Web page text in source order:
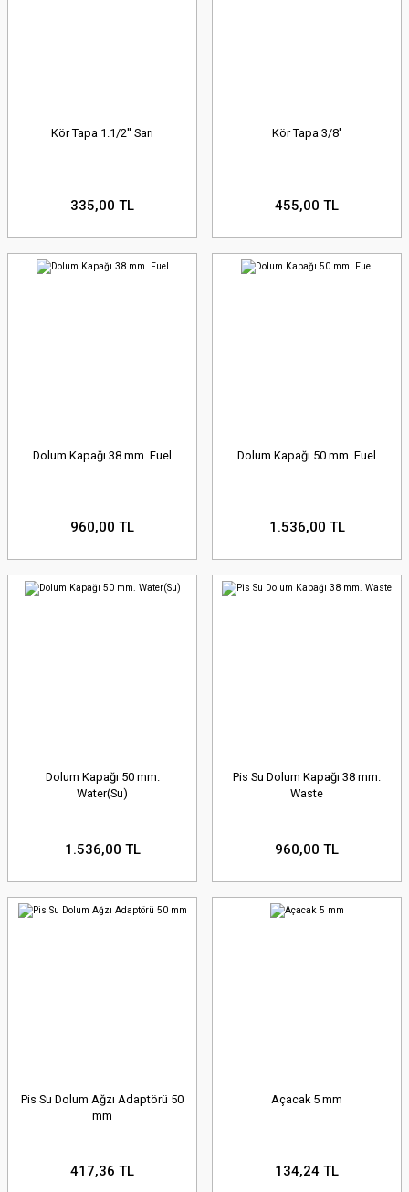
Kör Tapa 1.1/2'' Sarı
335,00 TL
Kör Tapa 3/8'
455,00 TL
Dolum Kapağı 38 mm. Fuel
960,00 TL
Dolum Kapağı 50 mm. Fuel
1.536,00 TL
Dolum Kapağı 50 mm.
Water(Su)
1.536,00 TL
Pis Su Dolum Kapağı 38 mm.
Waste
960,00 TL
Pis Su Dolum Ağzı Adaptörü 50
mm
417,36 TL
Açacak 5 mm
134,24 TL